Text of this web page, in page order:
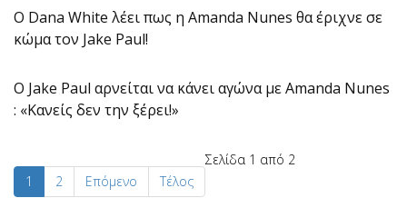
Ο Dana White λέει πως η Amanda Nunes θα έριχνε σε
κώμα τον Jake Paul!
Ο Jake Paul αρνείται να κάνει αγώνα με Amanda Nunes
: «Κανείς δεν την ξέρει!»
Σελίδα 1 από 2
1
2 Επόμενο Τέλος